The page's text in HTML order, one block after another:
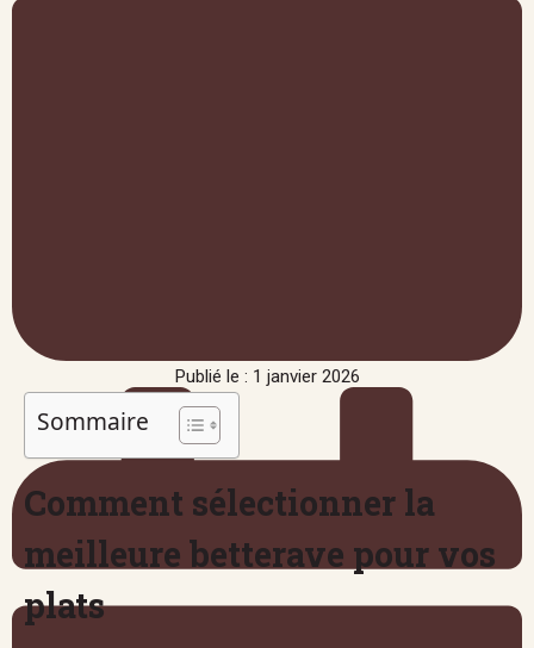
Publié le : 1 janvier 2026
Sommaire
Comment sélectionner la
meilleure betterave pour vos
plats